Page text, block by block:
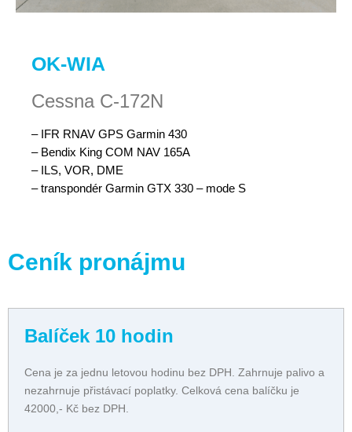
OK-WIA
Cessna C-172N
– IFR RNAV GPS Garmin 430
– Bendix King COM NAV 165A
– ILS, VOR, DME
– transpondér Garmin GTX 330 – mode S
Ceník pronájmu
Balíček 10 hodin
Cena je za jednu letovou hodinu bez DPH. Zahrnuje palivo a
nezahrnuje přistávací poplatky. Celková cena balíčku je
42000,- Kč bez DPH.